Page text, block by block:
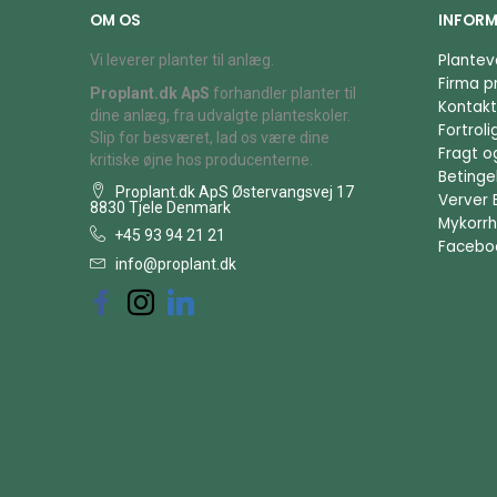
OM OS
Vi leverer planter til anlæg.
Proplant.dk ApS forhandler planter til
dine anlæg, fra udvalgte planteskoler.
Slip for besværet, lad os være dine
kritiske øjne hos producenterne.
Proplant.dk ApS Østervangsvej 17
8830 Tjele Denmark
+45 93 94 21 21
info@proplant.dk
Firma
Fragt
Verver